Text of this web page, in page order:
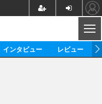
インタビュー レビュー